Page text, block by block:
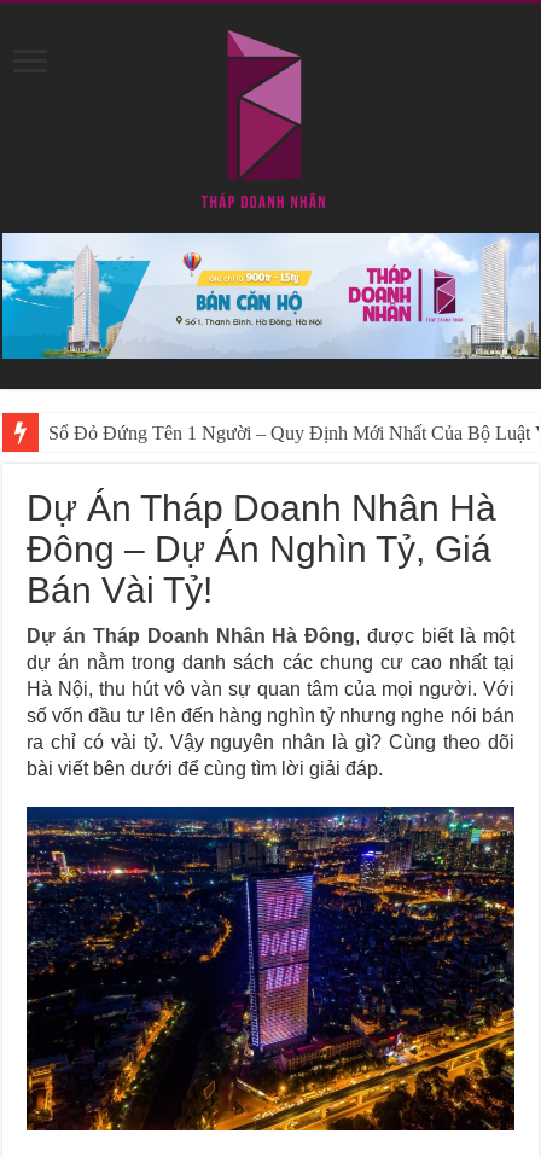
Hướng Dẫn Cách Để “Sổ Đỏ Đứng Tên 2 Vợ Chồng” Mới
Dự Án Tháp Doanh Nhân Hà
Đông – Dự Án Nghìn Tỷ, Giá
Bán Vài Tỷ!
Dự án Tháp Doanh Nhân Hà Đông, được biết là một
dự án nằm trong danh sách các chung cư cao nhất tại
Hà Nội, thu hút vô vàn sự quan tâm của mọi người. Với
số vốn đầu tư lên đến hàng nghìn tỷ nhưng nghe nói bán
ra chỉ có vài tỷ. Vậy nguyên nhân là gì? Cùng theo dõi
bài viết bên dưới để cùng tìm lời giải đáp.